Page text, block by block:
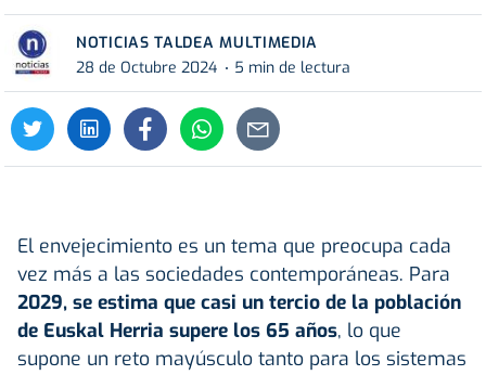
NOTICIAS TALDEA MULTIMEDIA
28 de Octubre 2024
5 min de lectura
El envejecimiento es un tema que preocupa cada
vez más a las sociedades contemporáneas. Para
2029, se estima que casi un tercio de la población
de Euskal Herria supere los 65 años, lo que
supone un reto mayúsculo tanto para los sistemas